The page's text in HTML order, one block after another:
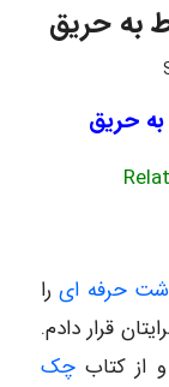
به حریق
حریق
حرفه ایرا
قرار دادم.
از کتاب چک